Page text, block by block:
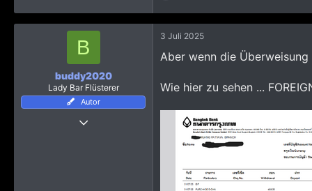
a
k
t
o
n
B
buddy2020
Lady Bar Flüsterer
Autor
3 Juli 2025
Aber wenn die
Wie hier zu sehen ...